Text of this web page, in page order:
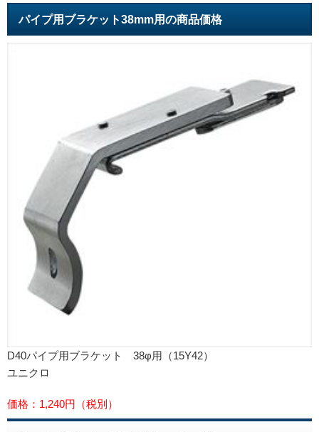
パイプ用ブラケット38mm用の商品価格
D40パイプ用ブラケット 38φ用（15Y42）
ユニクロ
価格：1,240円（税別）